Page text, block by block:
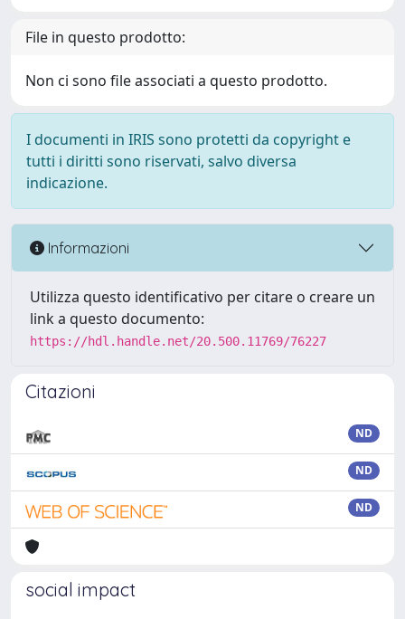
File in questo prodotto:
Non ci sono file associati a questo prodotto.
I documenti in IRIS sono protetti da copyright e
tutti i diritti sono riservati, salvo diversa
indicazione.
Informazioni
Utilizza questo identificativo per citare o creare un
link a questo documento:
https://hdl.handle.net/20.500.11769/76227
Citazioni
ND
ND
ND
social impact